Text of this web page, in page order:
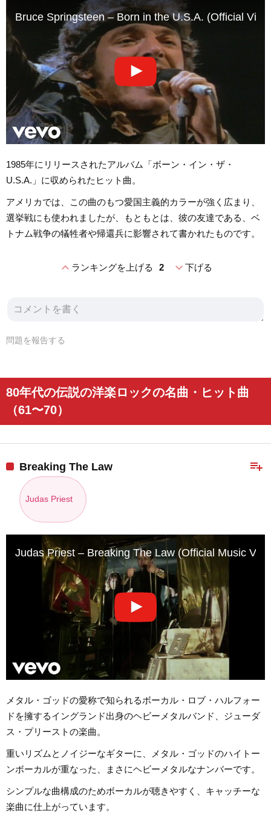
Bruce Springsteen – Born in the U.S.A. (Official
1985年にリリースされたアルバム「ボーン・イン・ザ・
U.S.A.」に収められたヒット曲。
アメリカでは、この曲のもつ愛国主義的カラーが強く広まり、
選挙戦にも使われましたが、もともとは、彼の友達である、ベ
トナム戦争の犠牲者や帰還兵に影響されて書かれたものです。
expand_lessランキングを上げる 2 expand_more下げる
問題を報告する
80年代の伝説の洋楽ロックの名曲・ヒット曲
（61〜70）
playlist_add
Breaking The Law
Judas Priest
Judas Priest – Breaking The Law (Official Music
メタル・ゴッドの愛称で知られるボーカル・ロブ・ハルフォー
ドを擁するイングランド出身のヘビーメタルバンド、ジューダ
ス・プリーストの楽曲。
重いリズムとノイジーなギターに、メタル・ゴッドのハイトー
ンボーカルが重なった、まさにヘビーメタルなナンバーです。
シンプルな曲構成のためボーカルが聴きやすく、キャッチーな
楽曲に仕上がっています。